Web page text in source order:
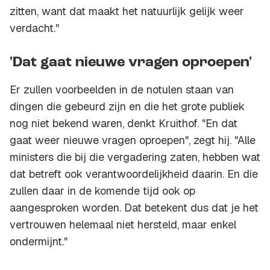
zitten, want dat maakt het natuurlijk gelijk weer
verdacht."
'Dat gaat nieuwe vragen oproepen'
Er zullen voorbeelden in de notulen staan van
dingen die gebeurd zijn en die het grote publiek
nog niet bekend waren, denkt Kruithof. "En dat
gaat weer nieuwe vragen oproepen", zegt hij. "Alle
ministers die bij die vergadering zaten, hebben wat
dat betreft ook verantwoordelijkheid daarin. En die
zullen daar in de komende tijd ook op
aangesproken worden. Dat betekent dus dat je het
vertrouwen helemaal niet hersteld, maar enkel
ondermijnt."